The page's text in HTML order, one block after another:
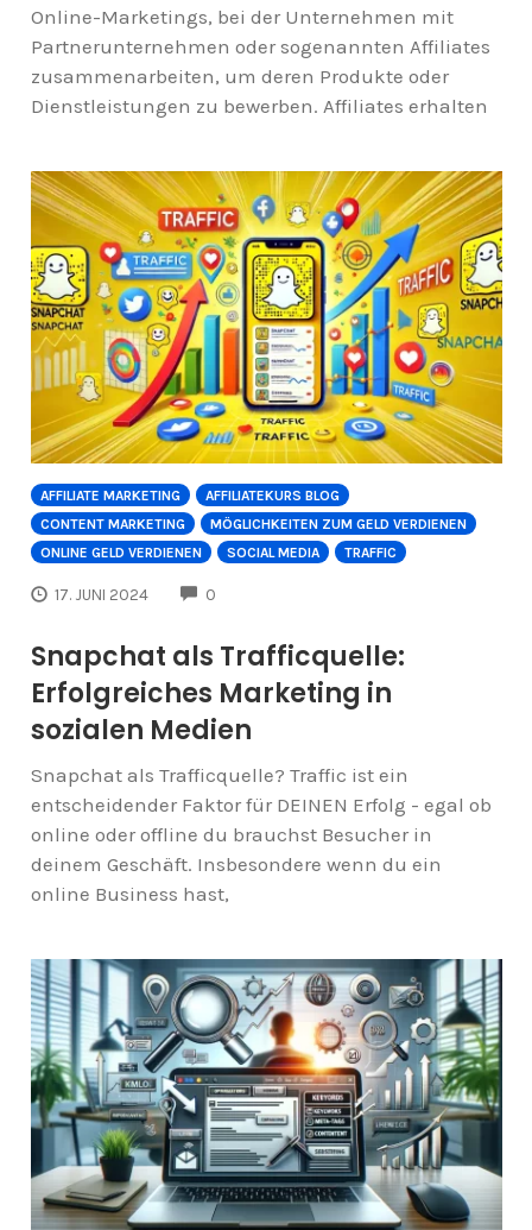
Online-Marketings, bei der Unternehmen mit
Partnerunternehmen oder sogenannten Affiliates
zusammenarbeiten, um deren Produkte oder
Dienstleistungen zu bewerben. Affiliates erhalten
AFFILIATE MARKETING
AFFILIATEKURS BLOG
CONTENT MARKETING
MÖGLICHKEITEN ZUM GELD VERDIENEN
ONLINE GELD VERDIENEN
SOCIAL MEDIA TRAFFIC
17. JUNI 2024 0
Snapchat als Trafficquelle:
Erfolgreiches Marketing in
sozialen Medien
Snapchat als Trafficquelle? Traffic ist ein
entscheidender Faktor für DEINEN Erfolg - egal ob
online oder offline du brauchst Besucher in
deinem Geschäft. Insbesondere wenn du ein
online Business hast,